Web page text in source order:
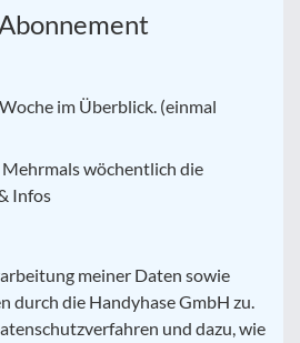
im Überblick. (einmal
wöchentlich die
Infos
meiner Daten sowie
durch die Handyhase GmbH zu.
und dazu, wie